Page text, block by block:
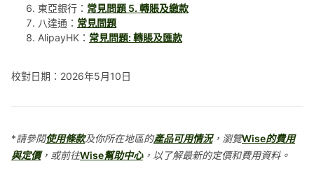
東亞銀行： 常見問題 5. 轉賬及繳款
八達通： 常見問題
AlipayHK： 常見問題: 轉賬及匯款
校對日期：2026年5月10日
*請參閱使用條款及你所在地區的產品可用情況，瀏覽Wise的費用
與定價，或前往Wise幫助中心，以了解最新的定價和費用資料。